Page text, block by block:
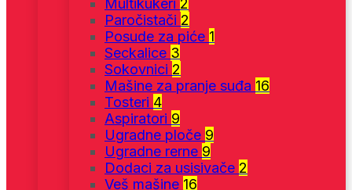
Multikukeri 2
Paročistači 2
Posude za piće 1
Seckalice 3
Sokovnici 2
Mašine za pranje suđa 16
Tosteri 4
Aspiratori 9
Ugradne ploče 9
Ugradne rerne 9
Dodaci za usisivače 2
Veš mašine 16